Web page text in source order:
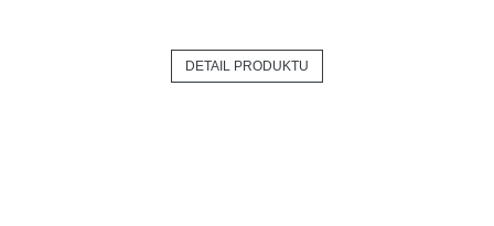
DETAIL PRODUKTU